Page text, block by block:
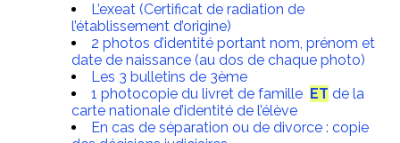
L’exeat (Certificat de radiation de
l’établissement d’origine)
2 photos d’identité portant nom, prénom et
date de naissance (au dos de chaque photo)
Les 3 bulletins de 3ème
1 photocopie du livret de famille ET de la
carte nationale d’identité de l’élève
En cas de séparation ou de divorce : copie